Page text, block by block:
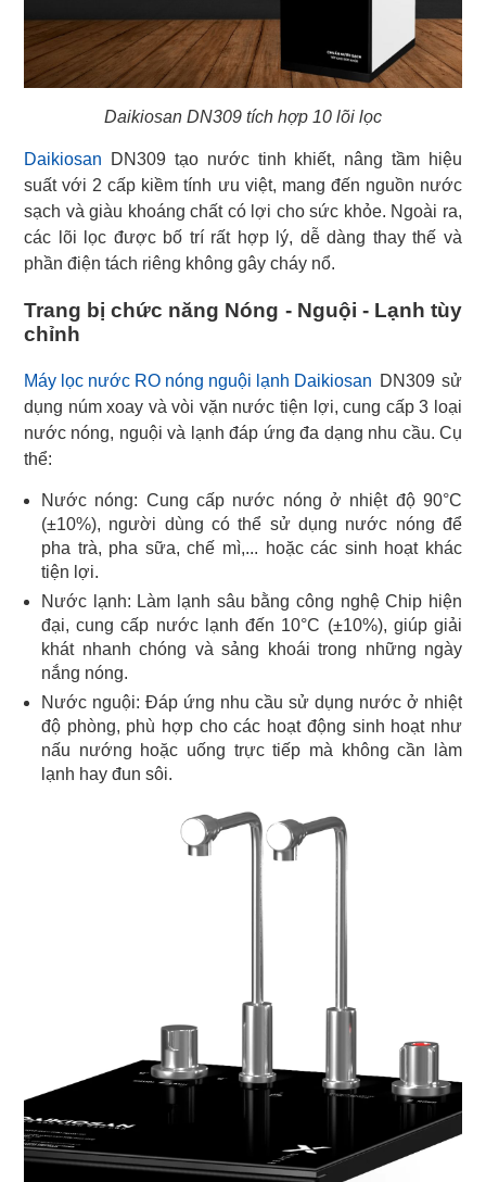
Daikiosan DN309 tích hợp 10 lõi lọc
Daikiosan DN309 tạo nước tinh khiết, nâng tầm hiệu
suất với 2 cấp kiềm tính ưu việt, mang đến nguồn nước
sạch và giàu khoáng chất có lợi cho sức khỏe. Ngoài ra,
các lõi lọc được bố trí rất hợp lý, dễ dàng thay thế và
phần điện tách riêng không gây cháy nổ.
Trang bị chức năng Nóng - Nguội - Lạnh tùy
chỉnh
Máy lọc nước RO nóng nguội lạnh Daikiosan DN309 sử
dụng núm xoay và vòi vặn nước tiện lợi, cung cấp 3 loại
nước nóng, nguội và lạnh đáp ứng đa dạng nhu cầu. Cụ
thể:
Nước nóng: Cung cấp nước nóng ở nhiệt độ 90°C
(±10%), người dùng có thể sử dụng nước nóng để
pha trà, pha sữa, chế mì,... hoặc các sinh hoạt khác
tiện lợi.
Nước lạnh: Làm lạnh sâu bằng công nghệ Chip hiện
đại, cung cấp nước lạnh đến 10°C (±10%), giúp giải
khát nhanh chóng và sảng khoái trong những ngày
nắng nóng.
Nước nguội: Đáp ứng nhu cầu sử dụng nước ở nhiệt
độ phòng, phù hợp cho các hoạt động sinh hoạt như
nấu nướng hoặc uống trực tiếp mà không cần làm
lạnh hay đun sôi.